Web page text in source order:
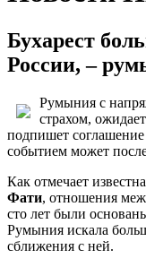
Бухарест
России, –
Румыния с
страхом,
подпишет
событием может
Как отмечает
Фати, отношения
сто лет были
Румыния искала
сближения с ней.